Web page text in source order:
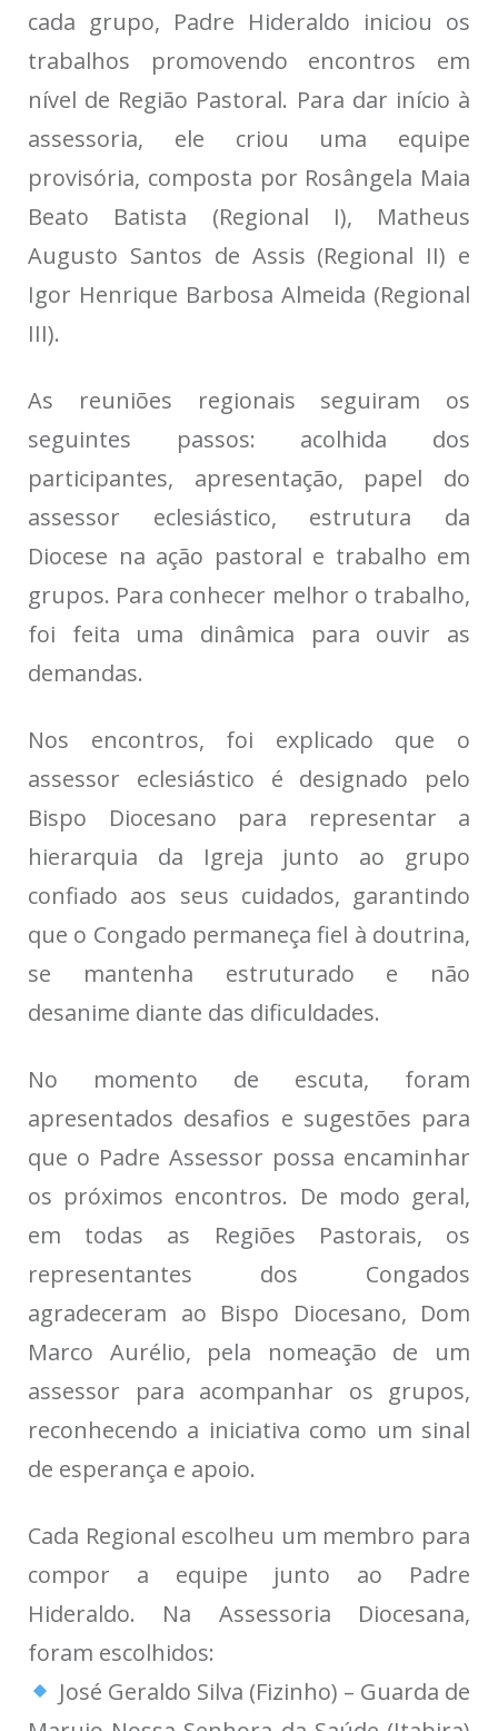
cada grupo, Padre Hideraldo iniciou os
trabalhos promovendo encontros em
nível de Região Pastoral. Para dar início à
assessoria, ele criou uma equipe
provisória, composta por Rosângela Maia
Beato Batista (Regional I), Matheus
Augusto Santos de Assis (Regional II) e
Igor Henrique Barbosa Almeida (Regional
III).
As reuniões regionais seguiram os
seguintes passos: acolhida dos
participantes, apresentação, papel do
assessor eclesiástico, estrutura da
Diocese na ação pastoral e trabalho em
grupos. Para conhecer melhor o trabalho,
foi feita uma dinâmica para ouvir as
demandas.
Nos encontros, foi explicado que o
assessor eclesiástico é designado pelo
Bispo Diocesano para representar a
hierarquia da Igreja junto ao grupo
confiado aos seus cuidados, garantindo
que o Congado permaneça fiel à doutrina,
se mantenha estruturado e não
desanime diante das dificuldades.
No momento de escuta, foram
apresentados desafios e sugestões para
que o Padre Assessor possa encaminhar
os próximos encontros. De modo geral,
em todas as Regiões Pastorais, os
representantes dos Congados
agradeceram ao Bispo Diocesano, Dom
Marco Aurélio, pela nomeação de um
assessor para acompanhar os grupos,
reconhecendo a iniciativa como um sinal
de esperança e apoio.
Cada Regional escolheu um membro para
compor a equipe junto ao Padre
Hideraldo. Na Assessoria Diocesana,
foram escolhidos:
José Geraldo Silva (Fizinho) – Guarda de